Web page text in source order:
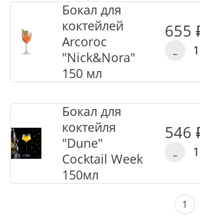
Бокал для
коктейлей
Arcoroc
"Nick&Nora"
150 мл
655
-
Бокал для
коктейля
"Dune"
Cocktail Week
150мл
546
-
1